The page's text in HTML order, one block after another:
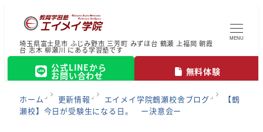
埼玉県富士見市 ふじみ野市 三芳町 みずほ台 鶴瀬 上福岡 朝霞
台 志木 柳瀬川 にある学習塾です
公式LINEから
お問い合わせ 無料体験
MENU
ホーム 更新情報 エイメイ学院鶴瀬校舎ブログ
【鶴
瀬校】今日が受験生になる日。 ー決意会ー